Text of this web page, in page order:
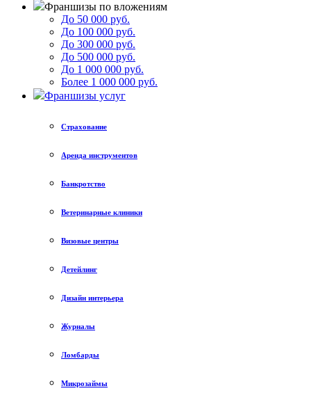
Франшизы по вложениям
До 50 000 руб.
До 100 000 руб.
До 300 000 руб.
До 500 000 руб.
До 1 000 000 руб.
Более 1 000 000 руб.
Франшизы услуг
Страхование
Аренда инструментов
Банкротство
Ветеринарные клиники
Визовые центры
Детейлинг
Дизайн интерьера
Журналы
Ломбарды
Микрозаймы